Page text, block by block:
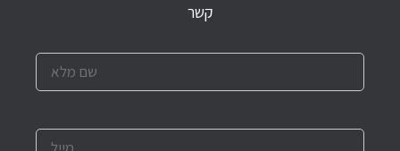
קשר